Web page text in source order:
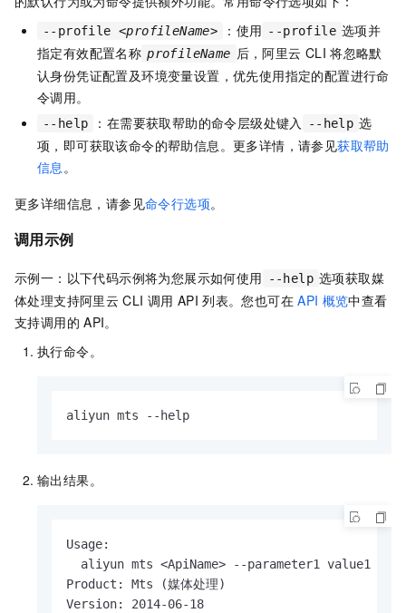
--profile <profileName> ：使用 --profile 选项并
指定有效配置名称 profileName 后，阿里云 CLI 将忽略默
认身份凭证配置及环境变量设置，优先使用指定的配置进行命
令调用。
--help ：在需要获取帮助的命令层级处键入 --help 选
项，即可获取该命令的帮助信息。更多详情，请参见获取帮助
信息。
更多详细信息，请参见命令行选项。
调用示例
示例一：以下代码示例将为您展示如何使用 --help 选项获取媒
体处理支持阿里云 CLI 调用 API 列表。您也可在 API 概览中查看
支持调用的 API。
执行命令。
aliyun mts --help
输出结果。
Usage:
aliyun mts <ApiName> --parameter1 value1 --
Product: Mts (媒体处理)
Version: 2014-06-18